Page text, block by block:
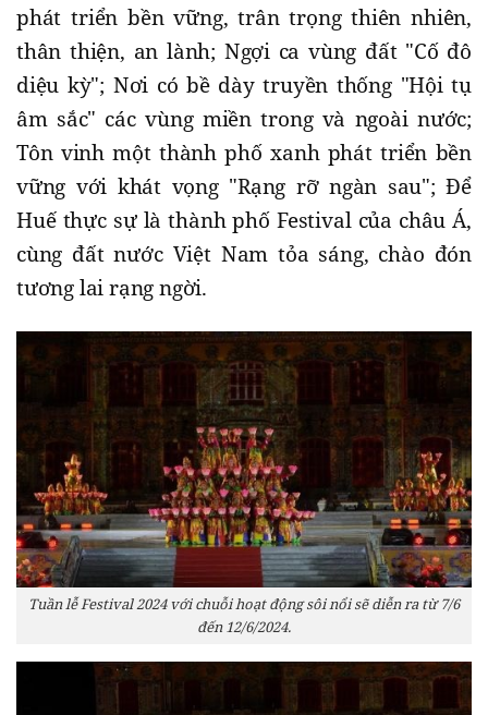
phát triển bền vững, trân trọng thiên nhiên,
thân thiện, an lành; Ngợi ca vùng đất "Cố đô
diệu kỳ"; Nơi có bề dày truyền thống "Hội tụ
âm sắc" các vùng miền trong và ngoài nước;
Tôn vinh một thành phố xanh phát triển bền
vững với khát vọng "Rạng rỡ ngàn sau"; Để
Huế thực sự là thành phố Festival của châu Á,
cùng đất nước Việt Nam tỏa sáng, chào đón
tương lai rạng ngời.
Tuần lễ Festival 2024 với chuỗi hoạt động sôi nổi sẽ diễn ra từ 7/6
đến 12/6/2024.